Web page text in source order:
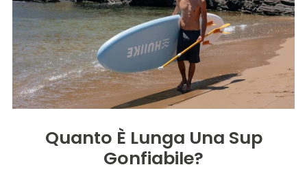
Quanto È Lunga Una Sup
Gonfiabile?